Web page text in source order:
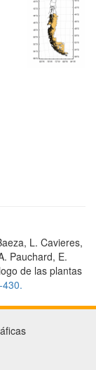
L. Cavieres,
Pauchard, E.
de las plantas